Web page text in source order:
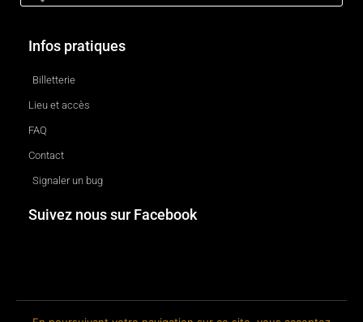
Infos pratiques
Billetterie
Lieu et accès
FAQ
Contact
Signaler un bug
Suivez nous sur Facebook